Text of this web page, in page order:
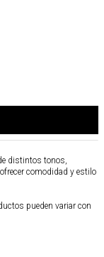
distintos tonos,
comodidad y estilo
pueden variar con